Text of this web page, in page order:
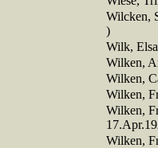
Wilcken,
)
Wilk,
Wilken,
Wilken,
Wilken,
Wilken,
Wilken,